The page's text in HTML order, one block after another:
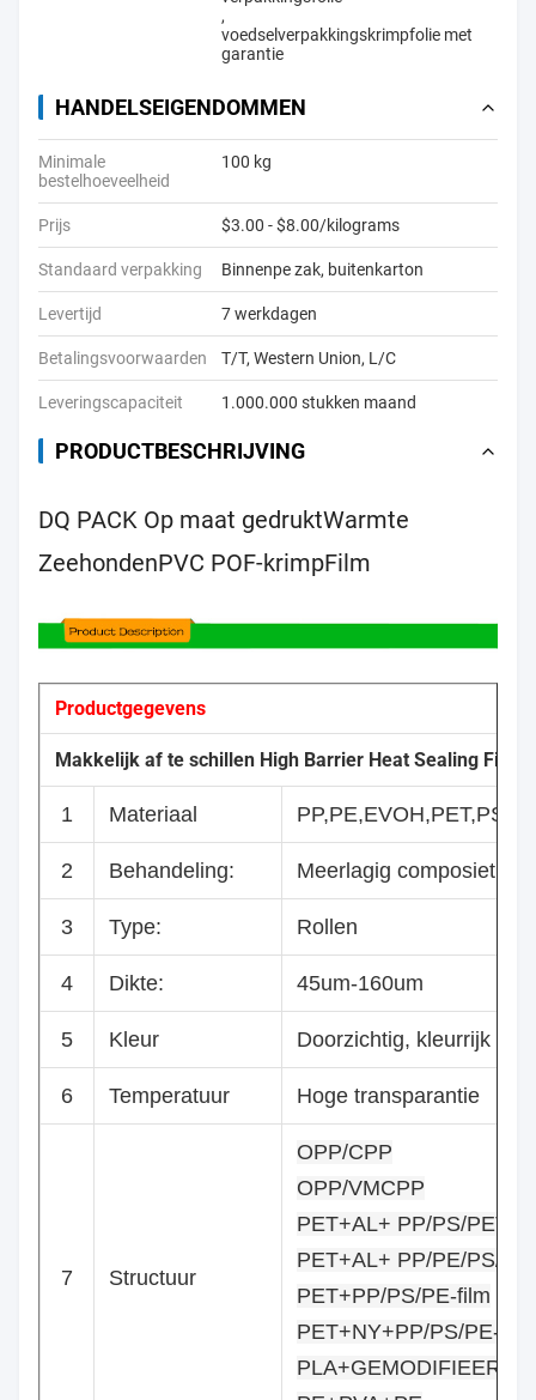
,
voedselverpakkingskrimpfolie met
garantie
HANDELSEIGENDOMMEN
Minimale
bestelhoeveelheid
100 kg
Prijs $3.00 - $8.00/kilograms
Standaard verpakking Binnenpe zak, buitenkarton
Levertijd 7 werkdagen
Betalingsvoorwaarden T/T, Western Union, L/C
Leveringscapaciteit 1.000.000 stukken maand
PRODUCTBESCHRIJVING
DQ PACK Op maat gedruktWarmte
ZeehondenPVC POF-krimpFilm
Productgegevens
Makkelijk af te schillen High Barrier Heat Sealing Film
1 Materiaal
2 Behandeling: Meerlagig composiet,
3 Type: Rollen
4 Dikte: 45um-160um
5 Kleur Doorzichtig, kleurrijk
6 Temperatuur Hoge transparantie
7 Structuur
OPP/CPP
OPP/VMCPP
PET+AL+ PP/PS/PET/
PET+AL+ PP/PE/PS/
PET+PP/PS/PE-film
PET+NY+PP/PS/PE-film